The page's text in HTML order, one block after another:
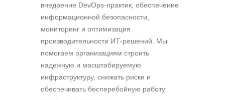
внедрение DevOps-практик, обеспечение
информационной безопасности,
мониторинг и оптимизация
производительности ИТ-решений. Мы
помогаем организациям строить
надежную и масштабируемую
инфраструктуру, снижать риски и
обеспечивать бесперебойную работу